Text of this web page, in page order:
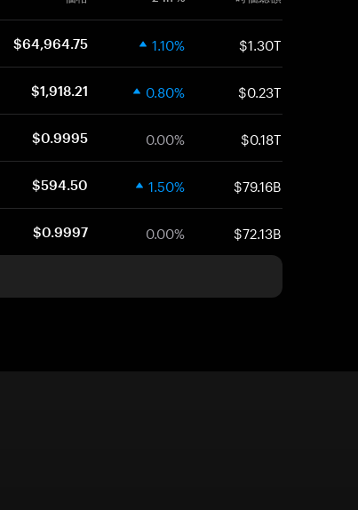
$64,964.75 1.10% $1.30T
$1,918.21 0.80% $0.23T
$0.9995 0.00% $0.18T
$594.50 1.50% $79.16B
$0.9997 0.00% $72.13B